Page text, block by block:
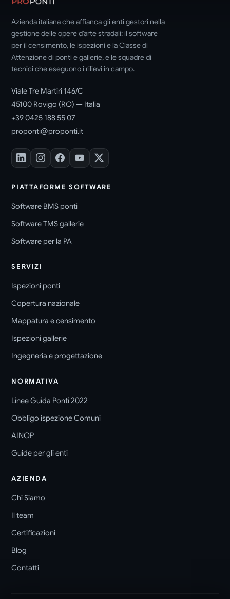
Azienda italiana che affianca gli enti gestori nella
gestione delle opere d'arte stradali: il software
per il censimento, le ispezioni e la Classe di
Attenzione di ponti e gallerie, e le squadre di
tecnici che eseguono i rilievi in campo.
Viale Tre Martiri 146/C
45100 Rovigo (RO) — Italia
+39 0425 188 55 07
proponti@proponti.it
PIATTAFORME SOFTWARE
Software BMS ponti
Software TMS gallerie
Software per la PA
SERVIZI
Ispezioni ponti
Copertura nazionale
Mappatura e censimento
Ispezioni gallerie
Ingegneria e progettazione
NORMATIVA
Linee Guida Ponti 2022
Obbligo ispezione Comuni
AINOP
Guide per gli enti
AZIENDA
Chi Siamo
Il team
Certificazioni
Blog
Contatti